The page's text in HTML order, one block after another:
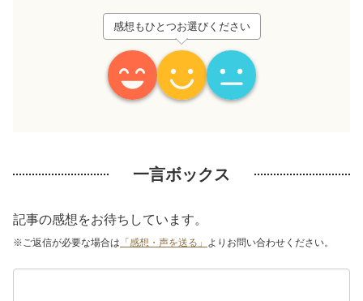
感想もひとつお選びください
一言ボックス
記事の感想をお待ちしています。
※ご返信が必要な場合は 「感想・声を送る」 よりお問い合わせください。